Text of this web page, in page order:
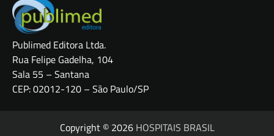
Publimed Editora Ltda.
Rua Felipe Gadelha, 104
Sala 55 – Santana
CEP: 02012-120 – São Paulo/SP
Copyright © 2026 HOSPITAIS BRASIL